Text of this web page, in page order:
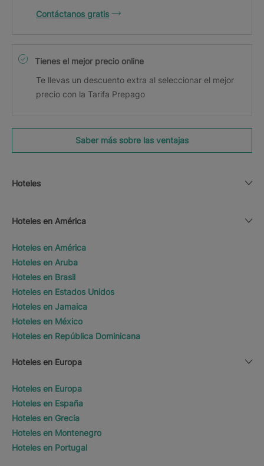
Contáctanos gratis
Tienes el mejor precio online
Te llevas un descuento extra al seleccionar el mejor
precio con la Tarifa Prepago
Saber más sobre las ventajas
Hoteles
Hoteles en América
Hoteles en América
Hoteles en Aruba
Hoteles en Brasil
Hoteles en Estados Unidos
Hoteles en Jamaica
Hoteles en México
Hoteles en República Dominicana
Hoteles en Europa
Hoteles en Europa
Hoteles en España
Hoteles en Grecia
Hoteles en Montenegro
Hoteles en Portugal